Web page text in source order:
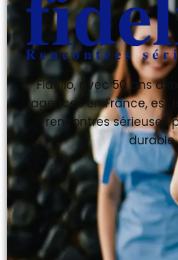
Fidelio, avec 50 ans
agences en France, est
rencontres sérieuses
durable.